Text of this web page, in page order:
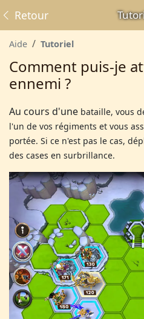
Retour
Aide Tutoriel
Comment puis-je
ennemi ?
Au cours d'une bataille, vous
l'un de vos régiments et vous
portée. Si ce n'est pas le cas,
des cases en surbrillance.